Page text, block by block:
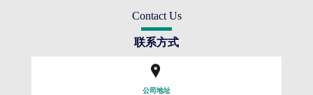
Contact Us
联系方式
公司地址